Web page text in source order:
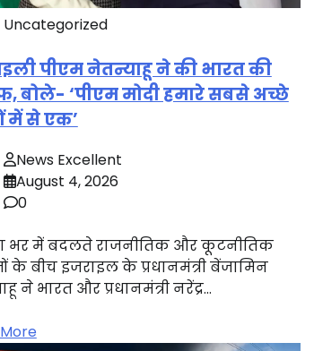
Uncategorized
पीएम नेतन्याहू ने की भारत की
बोले- ‘पीएम मोदी हमारे सबसे अच्छे
में से एक’
News Excellent
August 4, 2026
0
भर में बदलते राजनीतिक और कूटनीतिक
के बीच इजराइल के प्रधानमंत्री बेंजामिन
ने भारत और प्रधानमंत्री नरेंद्र…